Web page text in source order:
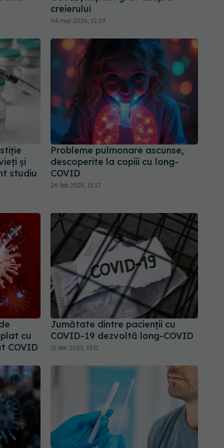
creierului
04 mar 2026, 12:29
și
studiu
Probleme pulmonare ascunse,
descoperite la copiii cu long-
COVID
26 feb 2025, 15:17
cu
COVID
Jumătate dintre pacienții cu
COVID-19 dezvoltă long-COVID
15 dec 2025, 19:11